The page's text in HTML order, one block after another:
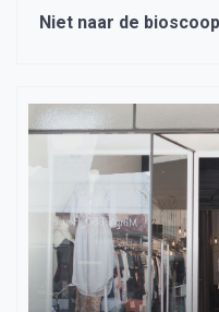
Niet naar de